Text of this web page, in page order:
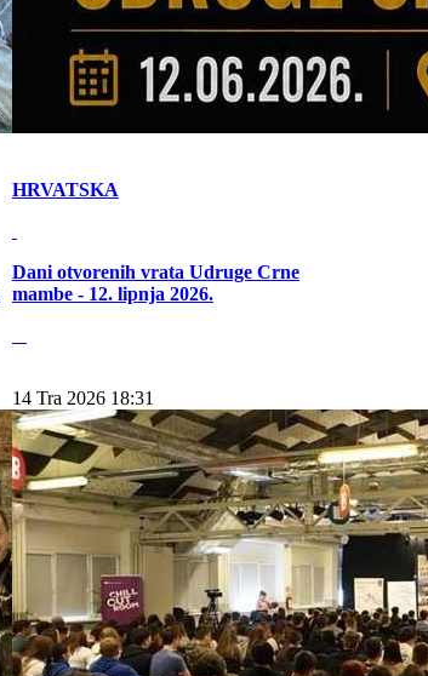
HRVATSKA
Dani otvorenih vrata Udruge Crne
mambe - 12. lipnja 2026.
14 Tra 2026 18:31